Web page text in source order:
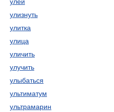
улизнуть
улитка
улица
уличить
улучить
улыбаться
ультиматум
ультрамарин